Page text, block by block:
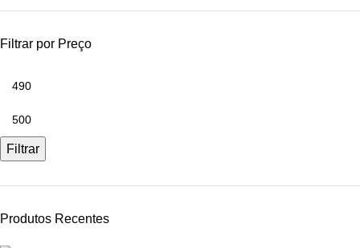
Filtrar por Preço
Filtrar
Produtos Recentes